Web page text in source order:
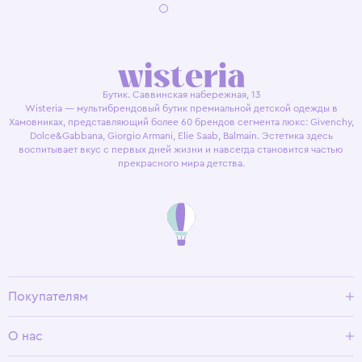
Бутик. Саввинская набережная, 13
Wisteria — мультибрендовый бутик премиальной детской одежды в
Хамовниках, представляющий более 60 брендов сегмента люкс: Givenchy,
Dolce&Gabbana, Giorgio Armani, Elie Saab, Balmain. Эстетика здесь
воспитывает вкус с первых дней жизни и навсегда становится частью
прекрасного мира детства.
Покупателям
Условия возврата
О нас